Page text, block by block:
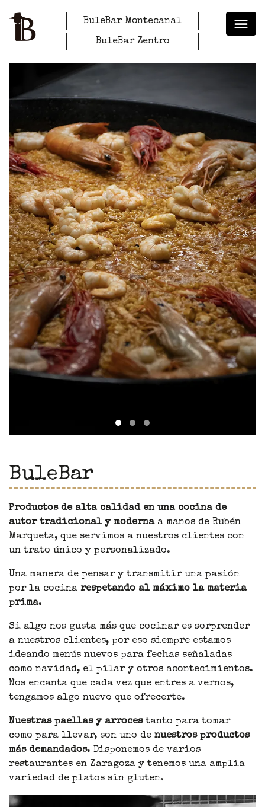
BuleBar Montecanal
BuleBar Zentro
BuleBar
Productos de alta calidad en una cocina de
autor tradicional y modernaa manos de Rubén
Marqueta, que servimos a nuestros clientes con
un trato único y personalizado.
Una manera de pensar y transmitir una pasión
por la cocina respetando al máximo la materia
prima.
Si algo nos gusta más que cocinar es sorprender
a nuestros clientes, por eso siempre estamos
ideando menús nuevos para fechas señaladas
como navidad, el pilar y otros acontecimientos.
Nos encanta que cada vez que entres a vernos,
tengamos algo nuevo que ofrecerte.
Nuestras paellas y arrocestanto para tomar
como para llevar, son uno de nuestros productos
más demandados. Disponemos de varios
restaurantes en Zaragoza y tenemos una amplia
variedad de platos sin gluten.